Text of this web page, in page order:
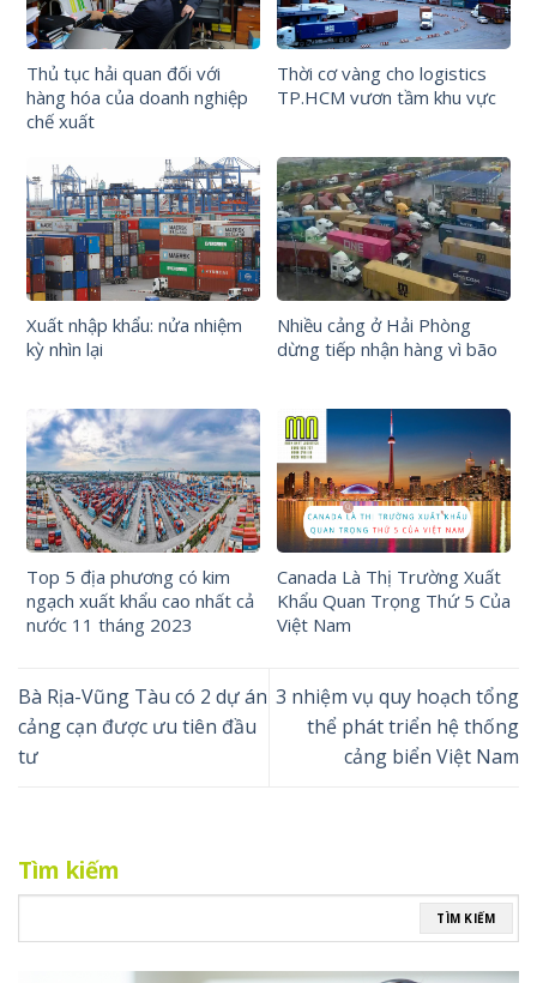
Thủ tục hải quan đối với
hàng hóa của doanh nghiệp
chế xuất
Thời cơ vàng cho logistics
TP.HCM vươn tầm khu vực
Xuất nhập khẩu: nửa nhiệm
kỳ nhìn lại
Nhiều cảng ở Hải Phòng
dừng tiếp nhận hàng vì bão
Top 5 địa phương có kim
ngạch xuất khẩu cao nhất cả
nước 11 tháng 2023
Canada Là Thị Trường Xuất
Khẩu Quan Trọng Thứ 5 Của
Việt Nam
Bà Rịa-Vũng Tàu có 2 dự án
cảng cạn được ưu tiên đầu
tư
3 nhiệm vụ quy hoạch tổng
thể phát triển hệ thống
cảng biển Việt Nam
Tìm kiếm
TÌM KIẾM